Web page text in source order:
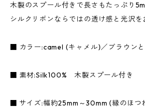
木製のスプール付きで長さもたっぷり
シルクリボンならではの透け感と光沢を
■ カラー:camel (キャメル)／ブラウン
■ 素材:Silk100% 木製スプール付き
■ サイズ:幅約25mm～30mm (縁のほつ